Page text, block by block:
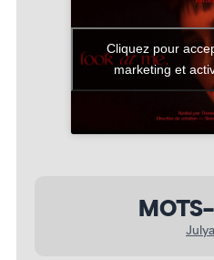
Cliquez pour
marketing et